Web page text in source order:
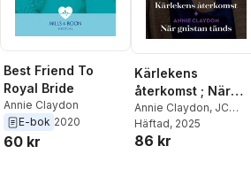
Best Friend To
Royal Bride
Annie Claydon
E-bok 2020
60 kr
Kärlekens
återkomst ; När
gnistan tänds
Annie Claydon, JC
Harroway
Häftad, 2025
86 kr